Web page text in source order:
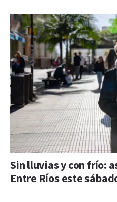
Sin lluvias y con frío:
Entre Ríos este